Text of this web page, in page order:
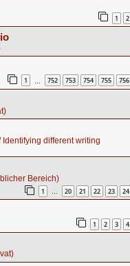
1 2
1 752 753 754 755 756
different writing
Bereich)
1 … 20 21 22 23 24
1 2 3 4